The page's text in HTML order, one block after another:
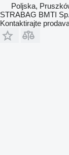
Poljska,
STRABAG BMTI
Kontaktirajte